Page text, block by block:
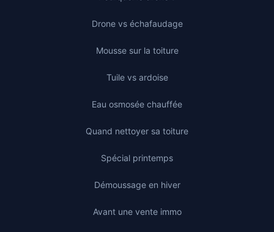
Drone vs échafaudage
Mousse sur la toiture
Tuile vs ardoise
Eau osmosée chauffée
Quand nettoyer sa toiture
Spécial printemps
Démoussage en hiver
Avant une vente immo